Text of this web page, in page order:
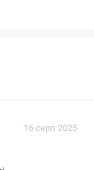
16 серп 2025